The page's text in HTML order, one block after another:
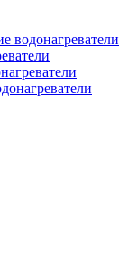
водонагреватели